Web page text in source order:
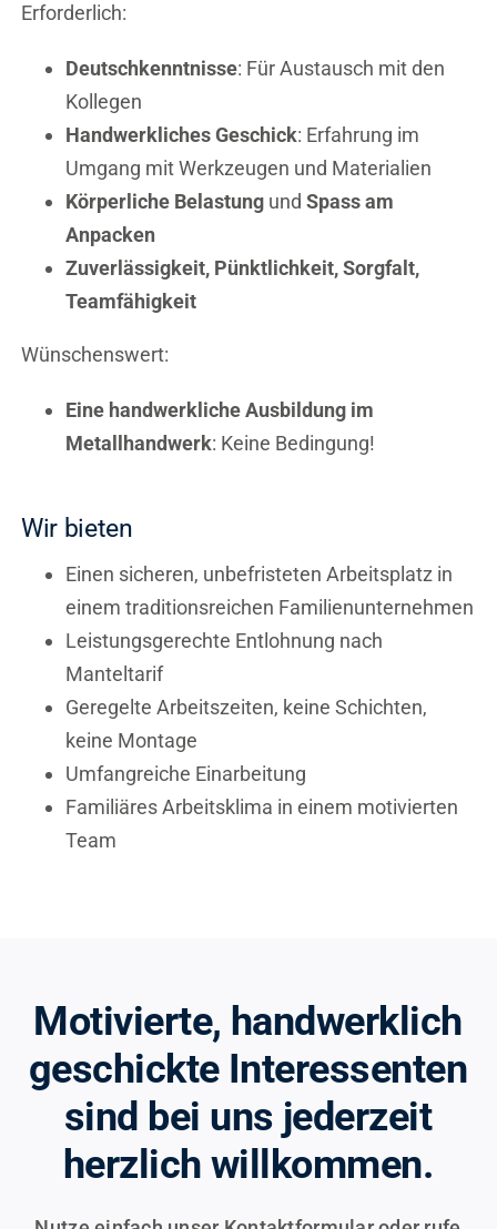
Erforderlich:
Deutschkenntnisse: Für Austausch mit den
Kollegen
Handwerkliches Geschick: Erfahrung im
Umgang mit Werkzeugen und Materialien
Körperliche Belastungund Spass am
Anpacken
Zuverlässigkeit, Pünktlichkeit, Sorgfalt,
Teamfähigkeit
Wünschenswert:
Eine handwerkliche Ausbildung im
Metallhandwerk: Keine Bedingung!
Wir bieten
Einen sicheren, unbefristeten Arbeitsplatz in
einem traditionsreichen Familienunternehmen
Leistungsgerechte Entlohnung nach
Manteltarif
Geregelte Arbeitszeiten, keine Schichten,
keine Montage
Umfangreiche Einarbeitung
Familiäres Arbeitsklima in einem motivierten
Team
Motivierte, handwerklich
geschickte Interessenten
sind bei uns jederzeit
herzlich willkommen.